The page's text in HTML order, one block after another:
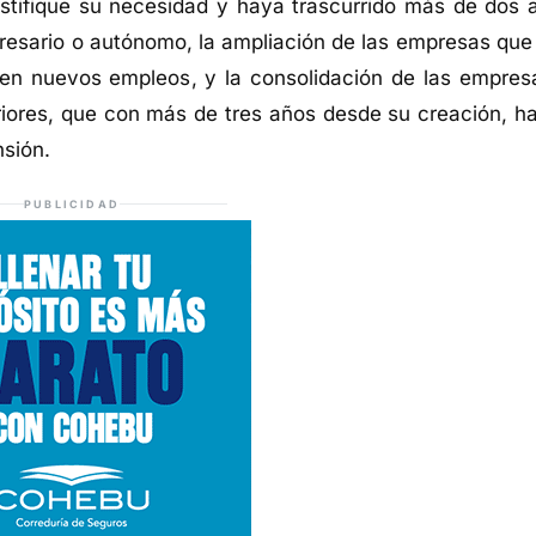
su necesidad y haya trascurrido más de dos
o autónomo, la ampliación de las empresas
nuevos empleos, y la consolidación de las
que con más de tres años desde su creación,
PUBLICIDAD